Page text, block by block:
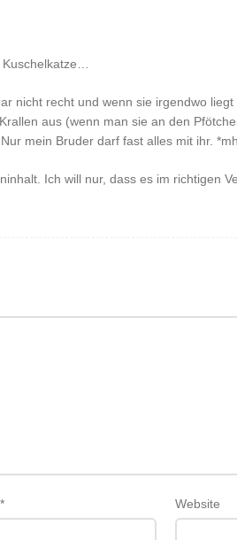
nicht recht und wenn sie irgendwo
aus (wenn man sie an den
mein Bruder darf fast alles mit ihr.
Ich will nur, dass es im richtigen
*
Website